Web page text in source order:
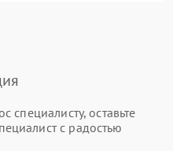
специалисту, оставьте
с радостью